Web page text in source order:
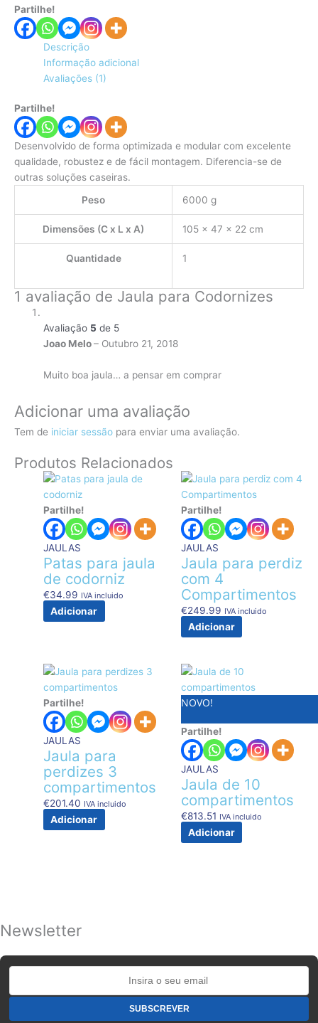
Partilhe!
Descrição
Informação adicional
Avaliações (1)
Partilhe!
Desenvolvido de forma optimizada e modular com excelente
qualidade, robustez e de fácil montagem. Diferencia-se de
outras soluções caseiras.
Peso
6000 g
Dimensões (C x L x A) 105 × 47 × 22 cm
Quantidade 1
1 avaliação de Jaula para Codornizes
Avaliação 5 de 5
Joao Melo– Outubro 21, 2018
Muito boa jaula… a pensar em comprar
Adicionar uma avaliação
Tem de iniciar sessão para enviar uma avaliação.
Produtos Relacionados
Partilhe!
JAULAS
Patas para jaula
de codorniz
€34.99 IVA incluido
Adicionar
Partilhe!
JAULAS
Jaula para perdiz
com 4
Compartimentos
€249.99 IVA incluido
Adicionar
Partilhe!
JAULAS
Jaula para
perdizes 3
compartimentos
€201.40 IVA incluido
Adicionar
NOVO!
Partilhe!
JAULAS
Jaula de 10
compartimentos
€813.51 IVA incluido
Adicionar
Newsletter